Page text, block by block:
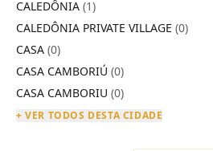
CALEDÔNIA (1)
CALEDÔNIA PRIVATE VILLAGE (0)
CASA (0)
CASA CAMBORIÚ (0)
CASA CAMBORIU (0)
+ VER TODOS DESTA CIDADE